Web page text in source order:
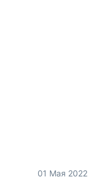
01 Мая 2022